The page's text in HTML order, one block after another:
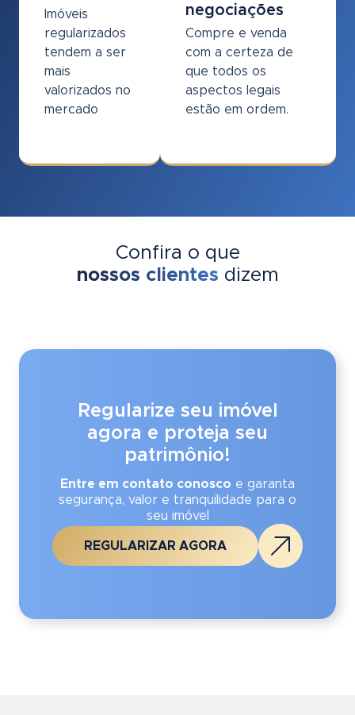
Imóveis
regularizados
tendem a ser
mais
valorizados no
mercado
negociações
Compre e venda
com a certeza de
que todos os
aspectos legais
estão em ordem.
Confira o que
nossos clientes dizem
Regularize seu imóvel
agora e proteja seu
patrimônio!
Entre em contato conosco e garanta
segurança, valor e tranquilidade para o
seu imóvel
REGULARIZAR AGORA